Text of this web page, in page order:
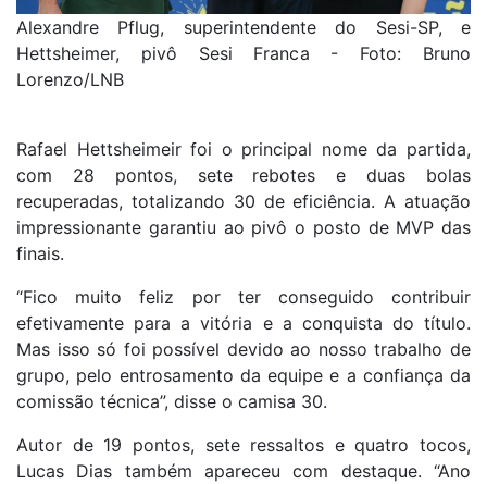
Alexandre Pflug, superintendente do Sesi-SP, e
Hettsheimer, pivô Sesi Franca - Foto: Bruno
Lorenzo/LNB
Rafael Hettsheimeir foi o principal nome da partida,
com 28 pontos, sete rebotes e duas bolas
recuperadas, totalizando 30 de eficiência. A atuação
impressionante garantiu ao pivô o posto de MVP das
finais.
“Fico muito feliz por ter conseguido contribuir
efetivamente para a vitória e a conquista do título.
Mas isso só foi possível devido ao nosso trabalho de
grupo, pelo entrosamento da equipe e a confiança da
comissão técnica”, disse o camisa 30.
Autor de 19 pontos, sete ressaltos e quatro tocos,
Lucas Dias também apareceu com destaque. “Ano